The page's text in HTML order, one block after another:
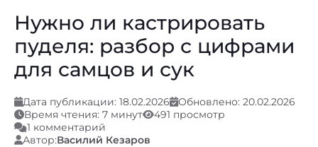
Нужно ли кастрировать
пуделя: разбор с цифрами
для самцов и сук
Дата публикации: 18.02.2026
Обновлено: 20.02.2026
Время чтения: 7 минут
491 просмотр
1 комментарий
Автор:Василий Кезаров